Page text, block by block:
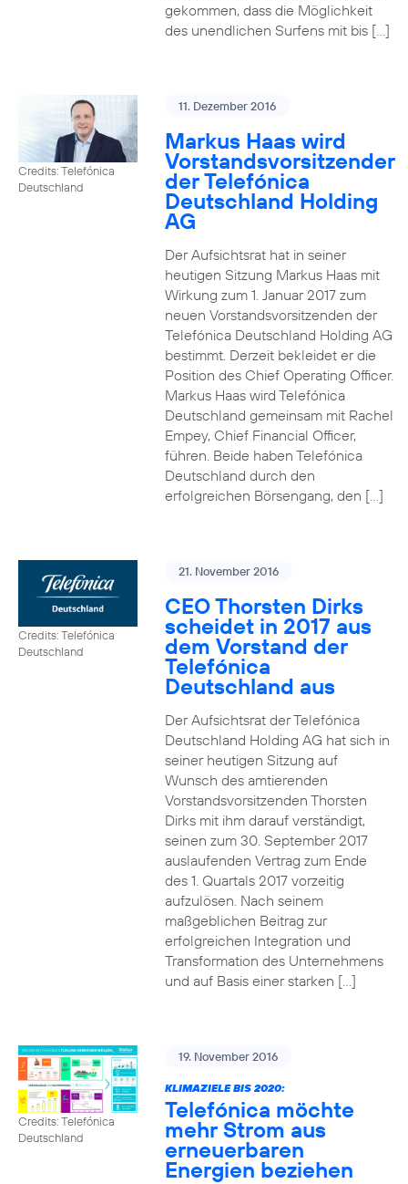
gekommen, dass die Möglichkeit
des unendlichen Surfens mit bis […]
Credits: Telefónica
Deutschland
11. Dezember 2016
Markus Haas wird
Vorstandsvorsitzender
der Telefónica
Deutschland Holding
AG
Der Aufsichtsrat hat in seiner
heutigen Sitzung Markus Haas mit
Wirkung zum 1. Januar 2017 zum
neuen Vorstandsvorsitzenden der
Telefónica Deutschland Holding AG
bestimmt. Derzeit bekleidet er die
Position des Chief Operating Officer.
Markus Haas wird Telefónica
Deutschland gemeinsam mit Rachel
Empey, Chief Financial Officer,
führen. Beide haben Telefónica
Deutschland durch den
erfolgreichen Börsengang, den […]
Credits: Telefónica
Deutschland
21. November 2016
CEO Thorsten Dirks
scheidet in 2017 aus
dem Vorstand der
Telefónica
Deutschland aus
Der Aufsichtsrat der Telefónica
Deutschland Holding AG hat sich in
seiner heutigen Sitzung auf
Wunsch des amtierenden
Vorstandsvorsitzenden Thorsten
Dirks mit ihm darauf verständigt,
seinen zum 30. September 2017
auslaufenden Vertrag zum Ende
des 1. Quartals 2017 vorzeitig
aufzulösen. Nach seinem
maßgeblichen Beitrag zur
erfolgreichen Integration und
Transformation des Unternehmens
und auf Basis einer starken […]
Credits: Telefónica
Deutschland
19. November 2016
KLIMAZIELE BIS 2020:
Telefónica möchte
mehr Strom aus
erneuerbaren
Energien beziehen